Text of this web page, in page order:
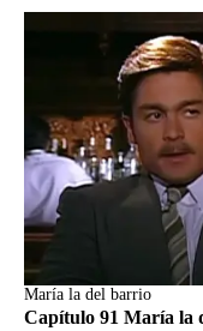
María la del barrio
Capítulo 91 María la